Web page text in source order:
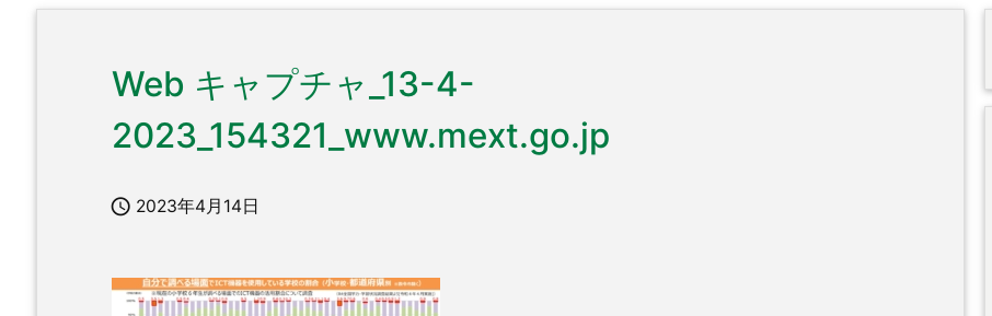
Web キャプチャ_13-4-
2023_154321_www.mext.go.jp
 2023年4月14日